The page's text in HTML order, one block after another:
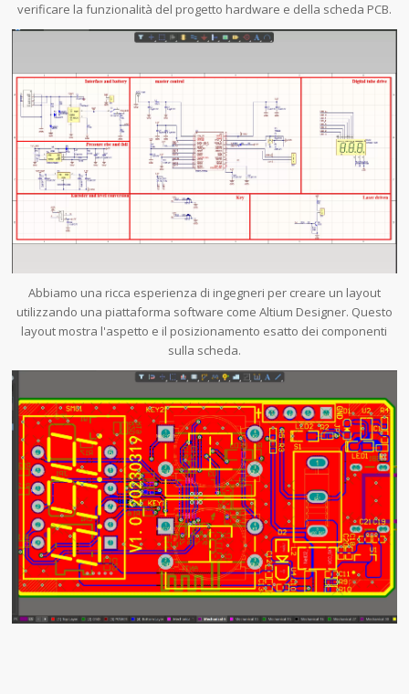
verificare la funzionalità del progetto hardware e della scheda PCB.
Abbiamo una ricca esperienza di ingegneri per creare un layout
utilizzando una piattaforma software come Altium Designer. Questo
layout mostra l'aspetto e il posizionamento esatto dei componenti
sulla scheda.